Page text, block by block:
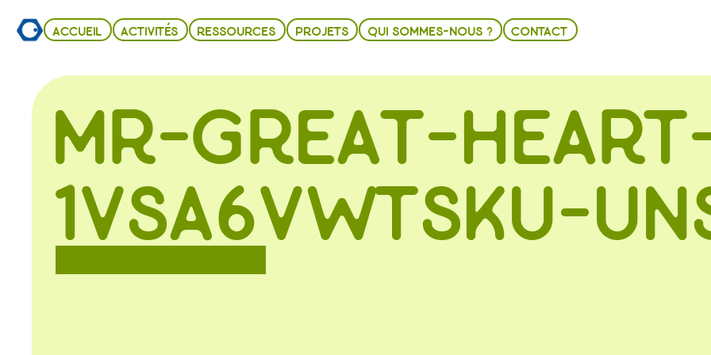
ACCUEIL ACTIVITÉS RESSOURCES PROJETS QUI SOMMES-NOUS ? CONTACT
MR-GREAT-
1VSA6VWTSKU-